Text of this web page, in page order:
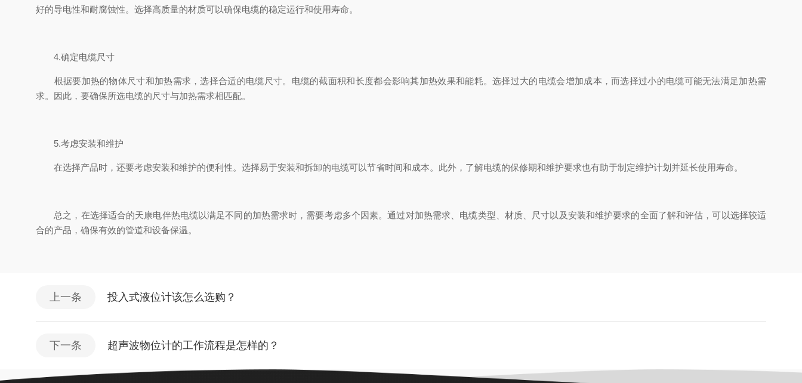
好的导电性和耐腐蚀性。选择高质量的材质可以确保电缆的稳定运行和使用寿命。
4.确定电缆尺寸
根据要加热的物体尺寸和加热需求，选择合适的电缆尺寸。电缆的截面积和长度都会影响其加热效果和能耗。选择过大的电缆会增加成本，而选择过小的电缆可能无法满足加热需
求。因此，要确保所选电缆的尺寸与加热需求相匹配。
5.考虑安装和维护
在选择产品时，还要考虑安装和维护的便利性。选择易于安装和拆卸的电缆可以节省时间和成本。此外，了解电缆的保修期和维护要求也有助于制定维护计划并延长使用寿命。
总之，在选择适合的天康电伴热电缆以满足不同的加热需求时，需要考虑多个因素。通过对加热需求、电缆类型、材质、尺寸以及安装和维护要求的全面了解和评估，可以选择较适
合的产品，确保有效的管道和设备保温。
上一条 投入式液位计该怎么选购？
下一条 超声波物位计的工作流程是怎样的？